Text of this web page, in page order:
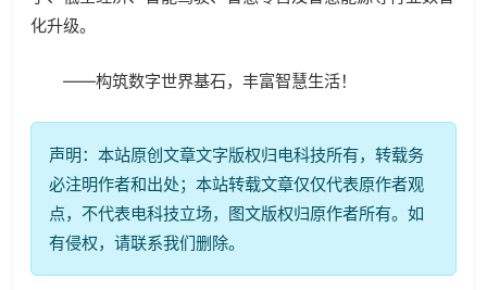
化升级。
——构筑数字世界基石，丰富智慧生活！
声明：本站原创文章文字版权归电科技所有，转载务
必注明作者和出处；本站转载文章仅仅代表原作者观
点，不代表电科技立场，图文版权归原作者所有。如
有侵权，请联系我们删除。